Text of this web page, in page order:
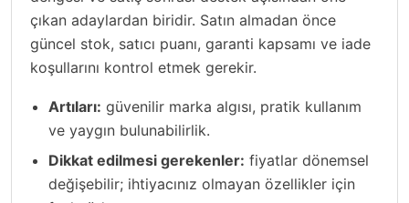
çıkan adaylardan biridir. Satın almadan önce
güncel stok, satıcı puanı, garanti kapsamı ve iade
koşullarını kontrol etmek gerekir.
Artıları: güvenilir marka algısı, pratik kullanım
ve yaygın bulunabilirlik.
Dikkat edilmesi gerekenler: fiyatlar dönemsel
değişebilir; ihtiyacınız olmayan özellikler için